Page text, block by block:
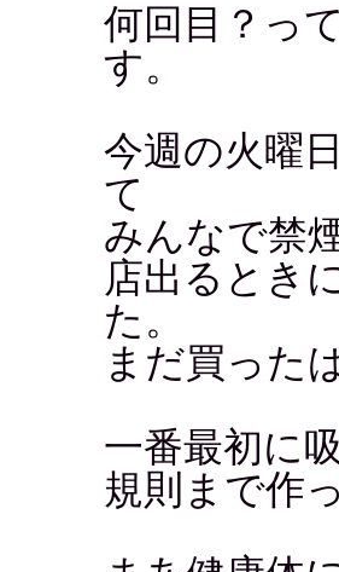
何回目？っ
す。
今週の火曜
て
みんなで禁
店出るとき
た。
まだ買った
一番最初に
規則まで作